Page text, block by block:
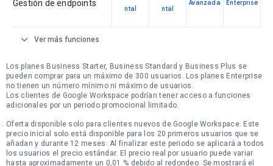
Gestión de endpoints
ntal
ntal
Avanzada Enterprise
expand_more Ver más funciones
Los planes Business Starter, Business Standard y Business Plus se
pueden comprar para un máximo de 300 usuarios. Los planes Enterprise
no tienen un número mínimo ni máximo de usuarios.
Los clientes de Google Workspace podrían tener acceso a funciones
adicionales por un periodo promocional limitado.
Oferta disponible solo para clientes nuevos de Google Workspace. Este
precio inicial solo está disponible para los 20 primeros usuarios que se
añadan y durante 12 meses. Al finalizar este periodo se aplicará a todos
los usuarios el precio estándar. El precio real por usuario puede variar
hasta aproximadamente un 0,01 % debido al redondeo. Se mostrará el